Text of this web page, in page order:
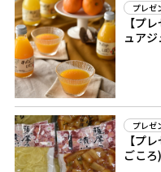
プレゼ
【プ
ュア
プレゼ
【プ
ごこ